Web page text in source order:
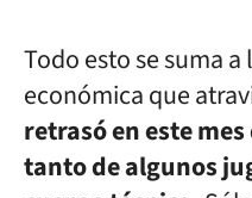
Todo esto se suma
económica que
retrasó en este
tanto de algunos